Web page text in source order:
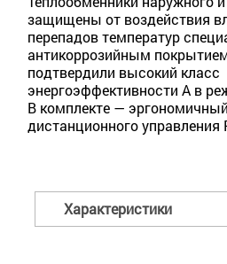
защищены от воздействия
перепадов температур
антикоррозийным
подтвердили высокий класс
энергоэффективности A в
В комплекте —
дистанционного управления
Характеристики